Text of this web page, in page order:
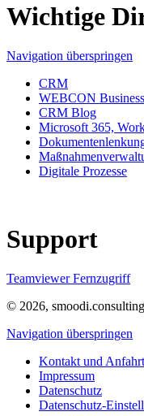
Wichtige
Navigation überspringen
CRM
WEBCON
CRM Blog
Microsoft 365,
Digitale Prozesse
Support
Teamviewer Fernzugriff
© 2026,
Navigation überspringen
Kontakt und Anfahrt
Impressum
Datenschutz
Datenschutz-